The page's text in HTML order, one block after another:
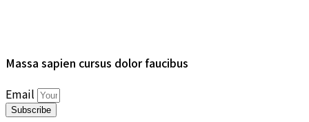
Massa sapien cursus dolorfaucibus
Email
Subscribe